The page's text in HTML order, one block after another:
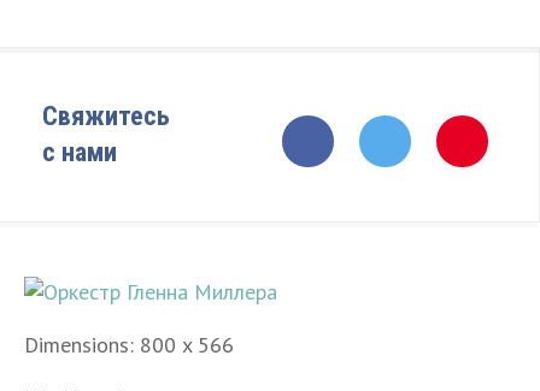
Свяжитесь
с нами
Dimensions: 800 x 566